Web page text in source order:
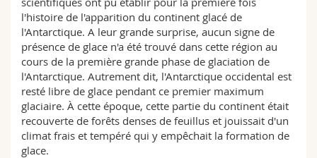
l'histoire de l'apparition du continent glacé de
l'Antarctique. A leur grande surprise, aucun signe de
présence de glace n'a été trouvé dans cette région au
cours de la première grande phase de glaciation de
l'Antarctique. Autrement dit, l'Antarctique occidental est
resté libre de glace pendant ce premier maximum
glaciaire. À cette époque, cette partie du continent était
recouverte de forêts denses de feuillus et jouissait d'un
climat frais et tempéré qui y empêchait la formation de
glace.